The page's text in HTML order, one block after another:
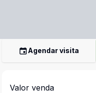
Agendar visita
Valor venda